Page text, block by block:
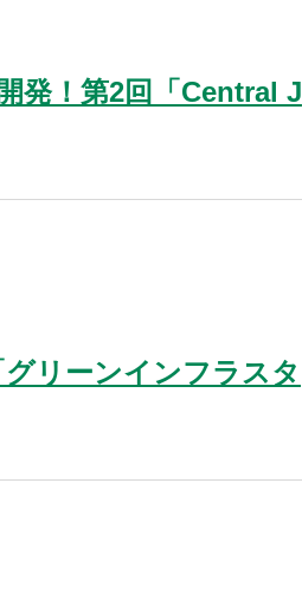
発！第2回「Central J
リーンインフラスタ